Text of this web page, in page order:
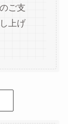
ご支
上げ